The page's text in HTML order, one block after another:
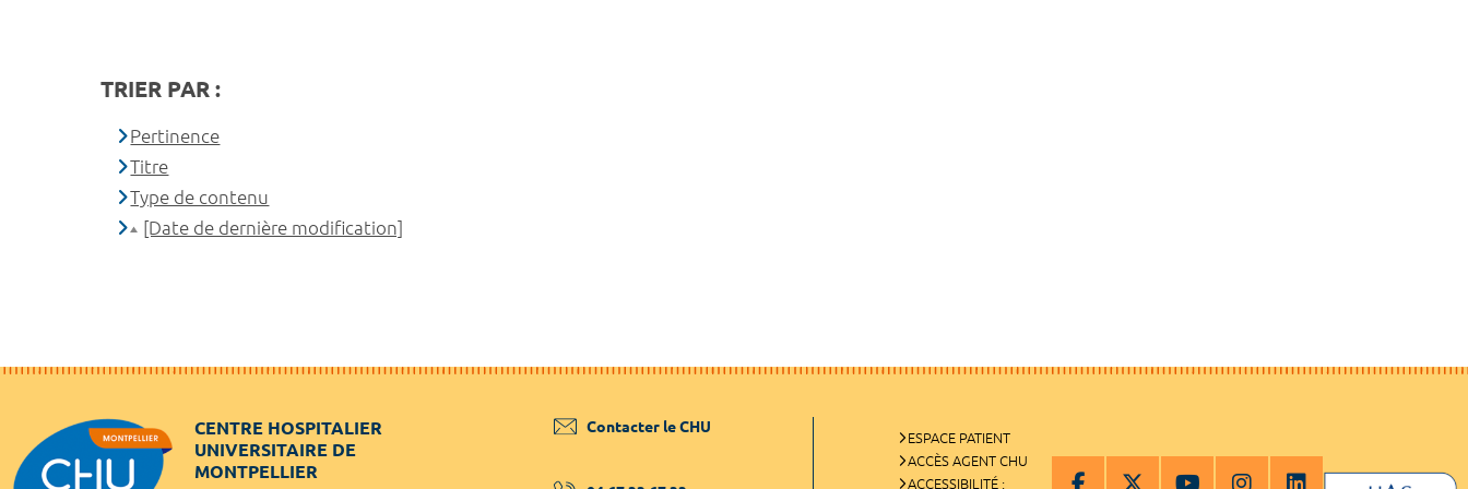
TRIER PAR :
Pertinence
Titre
Type de contenu
[Date de dernière modification]
CENTRE HOSPITALIER
UNIVERSITAIRE DE
MONTPELLIER
Contacter le CHU
ESPACE PATIENT
ACCÈS AGENT CHU
ACCESSIBILITÉ :